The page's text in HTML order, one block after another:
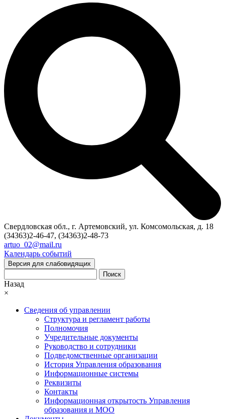
Свердловская обл., г. Артемовский, ул. Комсомольская, д. 18
(34363)2-46-47, (34363)2-48-73
artuo_02@mail.ru
Календарь событий
Версия для слабовидящих
Поиск
Назад
×
Сведения об управлении
Структура и регламент работы
Полномочия
Учредительные документы
Руководство и сотрудники
Подведомственные организации
История Управления образования
Информационные системы
Реквизиты
Контакты
Информационная открытость Управления
образования и МОО